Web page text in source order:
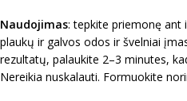
Naudojimas: tepkite priemonę ant
plaukų ir galvos odos ir švelniai
rezultatų, palaukite 2–3 minutes,
Nereikia nuskalauti. Formuokite